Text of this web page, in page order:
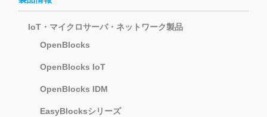
IoT・マイクロサーバ・ネットワーク製品
OpenBlocks
OpenBlocks IoT
OpenBlocks IDM
EasyBlocksシリーズ